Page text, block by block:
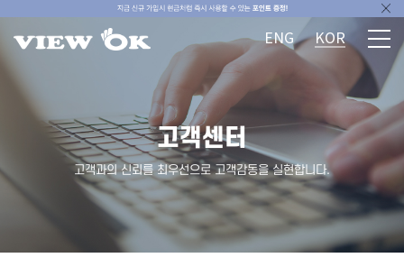
ENG KOR
고객센터
고객과의 신뢰를 최우선으로 고객감동을 실현합니다.